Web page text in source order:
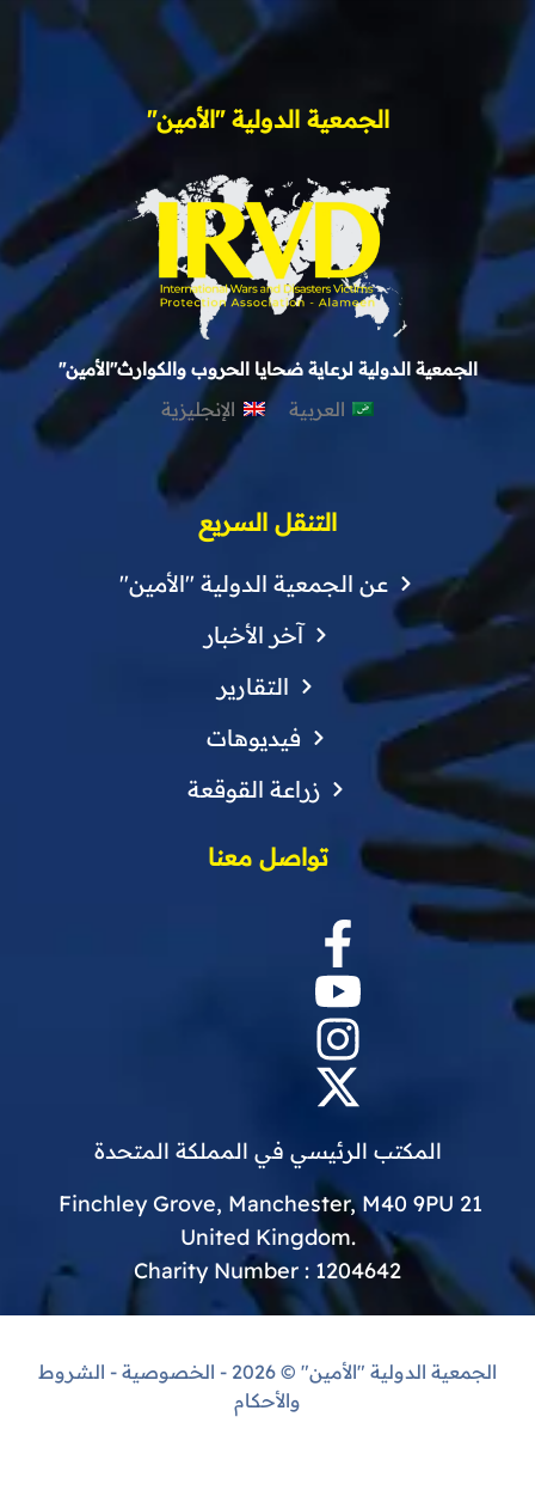
الجمعية الدولية "الأمين"
الجمعية الدولية لرعاية ضحايا الحروب والكوارث"الأمين"
العربية الإنجليزية
التنقل السريع
عن الجمعية الدولية "الأمين"
آخر الأخبار
التقارير
فيديوهات
زراعة القوقعة
تواصل معنا
المكتب الرئيسي في المملكة المتحدة
21 Finchley Grove, Manchester, M40 9PU
.United Kingdom
Charity Number : 1204642
الجمعية الدولية "الأمين" © 2026 - الخصوصية - الشروط
والأحكام